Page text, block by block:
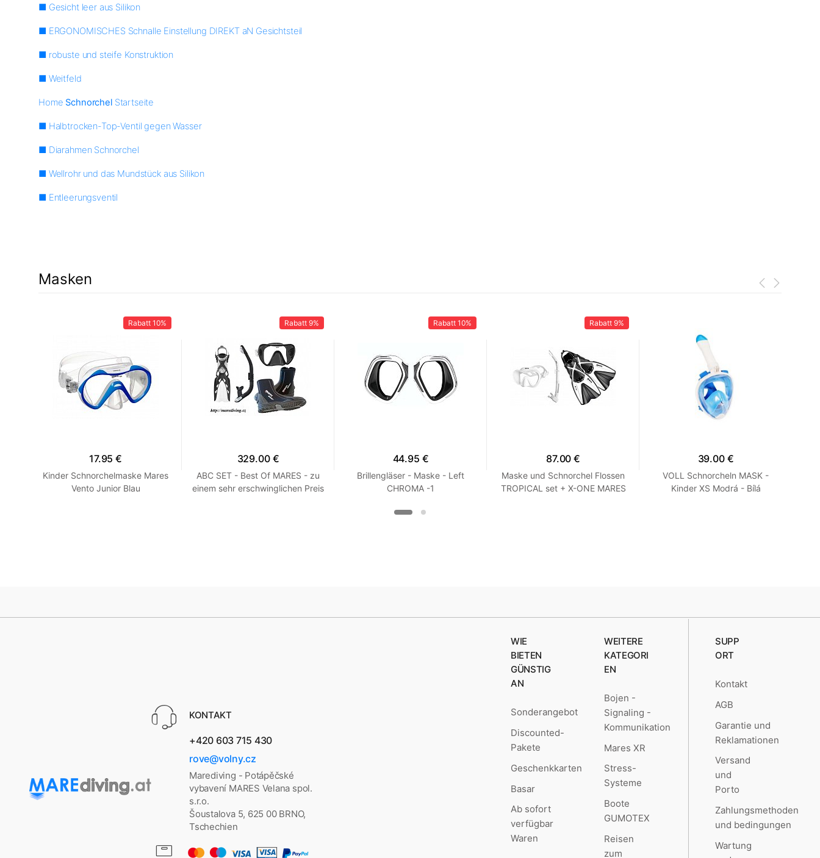
■ Gesicht leer aus Silikon
■ ERGONOMISCHES Schnalle Einstellung DIREKT aN Gesichtsteil
■ robuste und steife Konstruktion
■ Weitfeld
Home SchnorchelStartseite
■ Halbtrocken-Top-Ventil gegen Wasser
■ Diarahmen Schnorchel
■ Wellrohr und das Mundstück aus Silikon
■ Entleerungsventil
Masken
Rabatt 10%
17.95 €
Kinder Schnorchelmaske Mares
Vento Junior Blau
Rabatt 9%
329.00 €
ABC SET - Best Of MARES - zu
einem sehr erschwinglichen Preis
Rabatt 10%
44.95 €
Brillengläser - Maske - Left
CHROMA -1
Rabatt 9%
87.00 €
Maske und Schnorchel Flossen
TROPICAL set + X-ONE MARES
39.00 €
VOLL Schnorcheln MASK -
Kinder XS Modrá - Bílá
KONTAKT
+420 603 715 430
rove@volny.cz
Marediving - Potápěčské
vybavení MARES Velana spol.
s.r.o.
Šoustalova 5, 625 00 BRNO,
Tschechien
WIE
BIETEN
GÜNSTIG
AN
Sonderangebot
Discounted-
Pakete
Geschenkkarten
Basar
Ab sofort
verfügbar
Waren
WEITERE
KATEGORI
EN
Bojen -
Signaling -
Kommunikation
Mares XR
Stress-
Systeme
Boote
GUMOTEX
Reisen
zum
SUPP
ORT
Kontakt
AGB
Garantie und
Reklamationen
Versand
und
Porto
Zahlungsmethoden
und bedingungen
Wartung